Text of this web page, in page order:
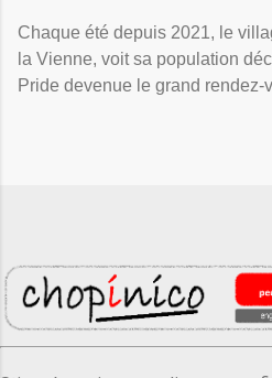
Chaque été depuis 2021, le
la Vienne, voit sa population
Pride devenue le grand rendez-